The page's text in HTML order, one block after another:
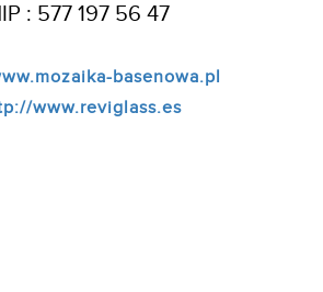
: 577 197 56 47
basenowa.pl
www.reviglass.es